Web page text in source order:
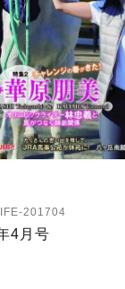
201704
4月号